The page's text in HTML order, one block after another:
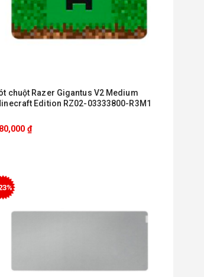
chuột Razer Gigantus V2 Medium
Edition RZ02-03333800-R3M1
₫